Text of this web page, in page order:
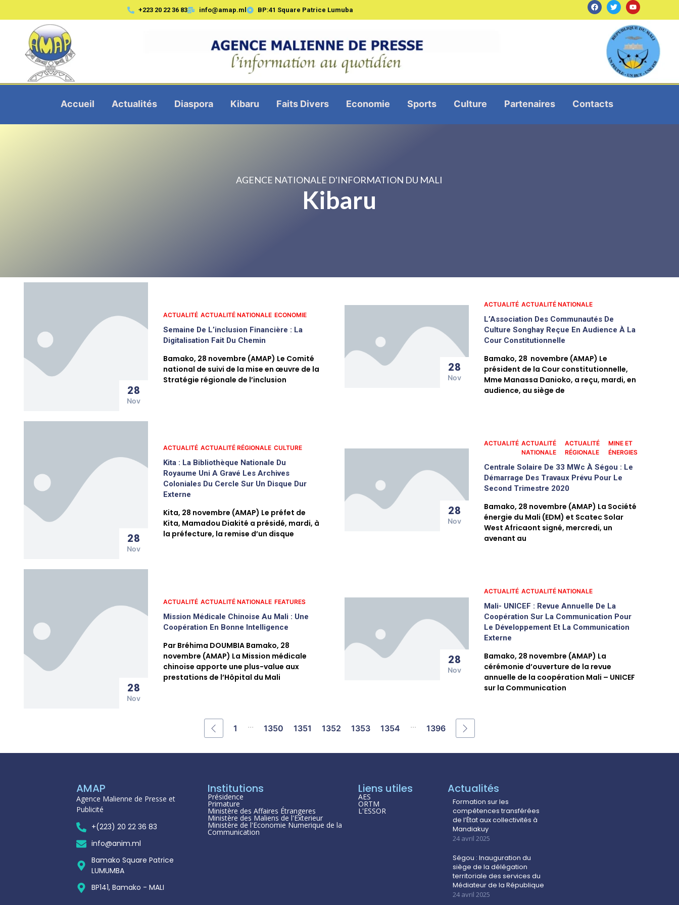
+223 20 22 36 83 info@amap.ml BP:41 Square Patrice Lumuba
Accueil Actualités Diaspora Kibaru Faits Divers Economie Sports Culture Partenaires Contacts
AGENCE NATIONALE D'INFORMATION DU MALI
Kibaru
28
Nov
ACTUALITÉ ACTUALITÉ NATIONALE ECONOMIE
Semaine De L’inclusion Financière : La
Digitalisation Fait Du Chemin
Bamako, 28 novembre (AMAP) Le Comité
national de suivi de la mise en œuvre de la
Stratégie régionale de l’inclusion
28
Nov
ACTUALITÉ ACTUALITÉ NATIONALE
L’Association Des Communautés De
Culture Songhay Reçue En Audience À La
Cour Constitutionnelle
Bamako, 28 novembre (AMAP) Le
président de la Cour constitutionnelle,
Mme Manassa Danioko, a reçu, mardi, en
audience, au siège de
28
Nov
ACTUALITÉ ACTUALITÉ RÉGIONALE CULTURE
Kita : La Bibliothèque Nationale Du
Royaume Uni A Gravé Les Archives
Coloniales Du Cercle Sur Un Disque Dur
Externe
Kita, 28 novembre (AMAP) Le préfet de
Kita, Mamadou Diakité a présidé, mardi, à
la préfecture, la remise d’un disque
28
Nov
ACTUALITÉ ACTUALITÉ
NATIONALE
ACTUALITÉ
RÉGIONALE
MINE ET
ÉNERGIES
Centrale Solaire De 33 MWc À Ségou : Le
Démarrage Des Travaux Prévu Pour Le
Second Trimestre 2020
Bamako, 28 novembre (AMAP) La Société
énergie du Mali (EDM) et Scatec Solar
West Africaont signé, mercredi, un
avenant au
28
Nov
ACTUALITÉ ACTUALITÉ NATIONALE FEATURES
Mission Médicale Chinoise Au Mali : Une
Coopération En Bonne Intelligence
Par Bréhima DOUMBIA Bamako, 28
novembre (AMAP) La Mission médicale
chinoise apporte une plus-value aux
prestations de l’Hôpital du Mali
28
Nov
ACTUALITÉ ACTUALITÉ NATIONALE
Mali- UNICEF : Revue Annuelle De La
Coopération Sur La Communication Pour
Le Développement Et La Communication
Externe
Bamako, 28 novembre (AMAP) La
cérémonie d’ouverture de la revue
annuelle de la coopération Mali – UNICEF
sur la Communication
1 ... 1350 1351 1352 1353 1354 ... 1396
AMAP
Agence Malienne de Presse et
Publicité
+(223) 20 22 36 83
info@anim.ml
Bamako Square Patrice
LUMUMBA
BP141, Bamako - MALI
Institutions
Présidence
Primature
Ministère des Affaires Étrangeres
Ministère des Maliens de l'Exterieur
Ministère de l'Economie Numerique de la
Communication
Liens utiles
AES
ORTM
L'ESSOR
Actualités
Formation sur les
compétences transférées
de l’État aux collectivités à
Mandiakuy
24 avril 2025
Ségou : Inauguration du
siège de la délégation
territoriale des services du
Médiateur de la République
24 avril 2025